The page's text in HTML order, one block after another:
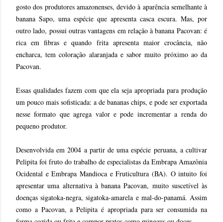
gosto dos produtores amazonenses, devido à aparência semelhante à
banana Sapo, uma espécie que apresenta casca escura. Mas, por
outro lado, possui outras vantagens em relação à banana Pacovan: é
rica em fibras e quando frita apresenta maior crocância, não
encharca, tem coloração alaranjada e sabor muito próximo ao da
Pacovan.
Essas qualidades fazem com que ela seja apropriada para produção
um pouco mais sofisticada: a de bananas chips, e pode ser exportada
nesse formato que agrega valor e pode incrementar a renda do
pequeno produtor.
Desenvolvida em 2004 a partir de uma espécie peruana, a cultivar
Pelipita foi fruto do trabalho de especialistas da Embrapa Amazônia
Ocidental e Embrapa Mandioca e Fruticultura (BA). O intuito foi
apresentar uma alternativa à banana Pacovan, muito suscetível às
doenças sigatoka-negra, sigatoka-amarela e mal-do-panamá. Assim
como a Pacovan, a Pelipita é apropriada para ser consumida na